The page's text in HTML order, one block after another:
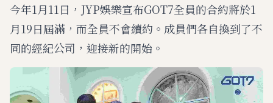
今年1月11日，JYP娛樂宣布GOT7全員的合約將於1
月19日屆滿，而全員不會續約。成員們各自換到了不
同的經紀公司，迎接新的開始。